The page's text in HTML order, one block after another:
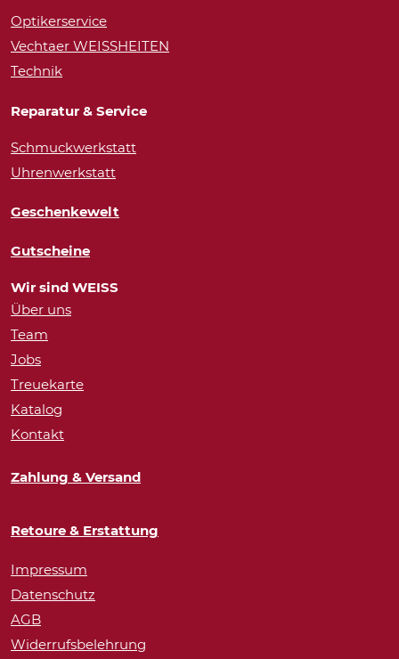
Optikerservice
Vechtaer WEISSHEITEN
Technik
Reparatur & Service
Schmuckwerkstatt
Uhrenwerkstatt
Geschenkewelt
Gutscheine
Wir sind WEISS
Über uns
Team
Jobs
Treuekarte
Katalog
Kontakt
Zahlung & Versand
Retoure & Erstattung
Impressum
Datenschutz
AGB
Widerrufsbelehrung